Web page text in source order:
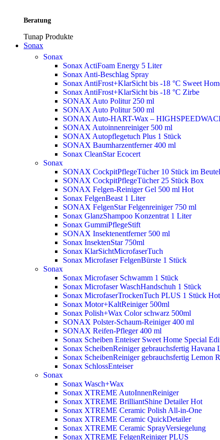
Beratung
Tunap Produkte
Sonax
Sonax
Sonax ActiFoam Energy 5 Liter
Sonax Anti-Beschlag Spray
Sonax AntiFrost+KlarSicht bis -18 °C Sweet
Sonax AntiFrost+KlarSicht bis -18 °C Zirbe
SONAX Auto Politur 250 ml
SONAX Auto Politur 500 ml
SONAX Auto-HART-Wax –
SONAX Autoinnenreiniger 500 ml
SONAX Autopflegetuch Plus 1 Stück
SONAX Baumharzentferner 400 ml
Sonax CleanStar Ecocert
Sonax
SONAX CockpitPflegeTücher 10 Stück im Beutel
SONAX CockpitPflegeTücher 25 Stück Box
SONAX Felgen-Reiniger Gel 500 ml Hot
Sonax FelgenBeast 1 Liter
SONAX FelgenStar Felgenreiniger 750 ml
Sonax GlanzShampoo Konzentrat 1 Liter
Sonax GummiPflegeStift
SONAX Insektenentferner 500 ml
Sonax InsektenStar 750ml
Sonax KlarSichtMicrofaserTuch
Sonax Microfaser FelgenBürste 1 Stück
Sonax
Sonax Microfaser Schwamm 1 Stück
Sonax Microfaser WaschHandschuh 1 Stück
Sonax MicrofaserTrockenTuch PLUS 1 Stück Hot
Sonax Motor+KaltReiniger 500ml
Sonax Polish+Wax Color schwarz 500ml
SONAX Polster-Schaum-Reiniger 400 ml
SONAX Reifen-Pfleger 400 ml
Sonax Scheiben Enteiser Sweet Home Special
Sonax ScheibenReiniger gebrauchsfertig Havana
Sonax ScheibenReiniger gebrauchsfertig Lemon
Sonax SchlossEnteiser
Sonax
Sonax Wasch+Wax
Sonax XTREME AutoInnenReiniger
Sonax XTREME BrilliantShine DetailerHot
Sonax XTREME Ceramic Polish All-in-One
Sonax XTREME Ceramic QuickDetailer
Sonax XTREME Ceramic SprayVersiegelung
Sonax XTREME FelgenReiniger PLUS